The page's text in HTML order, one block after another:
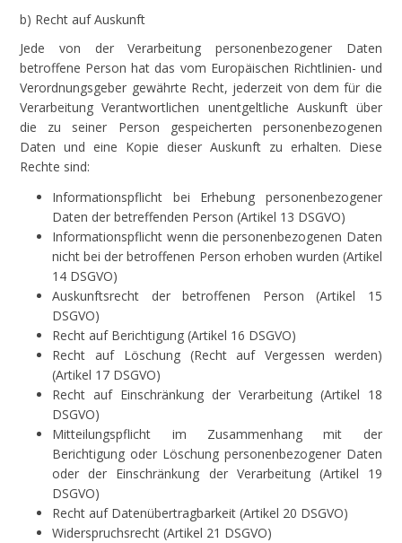
b) Recht auf Auskunft
Jede von der Verarbeitung personenbezogener Daten
betroffene Person hat das vom Europäischen Richtlinien- und
Verordnungsgeber gewährte Recht, jederzeit von dem für die
Verarbeitung Verantwortlichen unentgeltliche Auskunft über
die zu seiner Person gespeicherten personenbezogenen
Daten und eine Kopie dieser Auskunft zu erhalten. Diese
Rechte sind:
Informationspflicht bei Erhebung personenbezogener
Daten der betreffenden Person (Artikel 13 DSGVO)
Informationspflicht wenn die personenbezogenen Daten
nicht bei der betroffenen Person erhoben wurden (Artikel
14 DSGVO)
Auskunftsrecht der betroffenen Person (Artikel 15
DSGVO)
Recht auf Berichtigung (Artikel 16 DSGVO)
Recht auf Löschung (Recht auf Vergessen werden)
(Artikel 17 DSGVO)
Recht auf Einschränkung der Verarbeitung (Artikel 18
DSGVO)
Mitteilungspflicht im Zusammenhang mit der
Berichtigung oder Löschung personenbezogener Daten
oder der Einschränkung der Verarbeitung (Artikel 19
DSGVO)
Recht auf Datenübertragbarkeit (Artikel 20 DSGVO)
Widerspruchsrecht (Artikel 21 DSGVO)